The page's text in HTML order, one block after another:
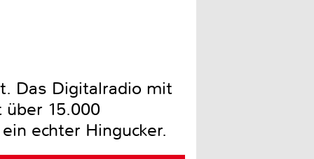
Das Digitalradio mit
15.000
echter Hingucker.